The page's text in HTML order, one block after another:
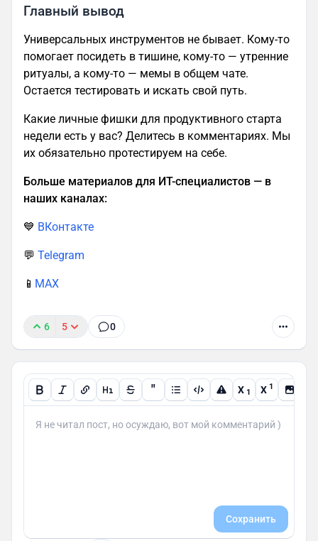
Главный вывод
Универсальных инструментов не бывает. Кому-то
помогает посидеть в тишине, кому-то — утренние
ритуалы, а кому-то — мемы в общем чате.
Остается тестировать и искать свой путь.
Какие личные фишки для продуктивного старта
недели есть у вас? Делитесь в комментариях. Мы
их обязательно протестируем на себе.
Больше материалов для ИТ-специалистов — в
наших каналах:
💙 ВКонтакте
💬 Telegram
📱 MAX
6 5 0
" X 1 X 1
Сохранить